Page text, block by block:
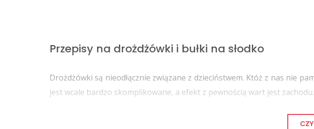
Przepisy na drożdżówki i bułki na słodko
Drożdżówki są nieodłącznie związane z dzieciństwem. Któż z nas nie
jest wcale bardzo skomplikowane, a efekt z pewnością wart jest